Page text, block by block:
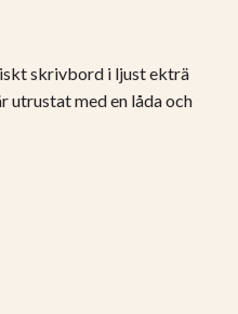
skrivbord i ljust ekträ
utrustat med en låda och